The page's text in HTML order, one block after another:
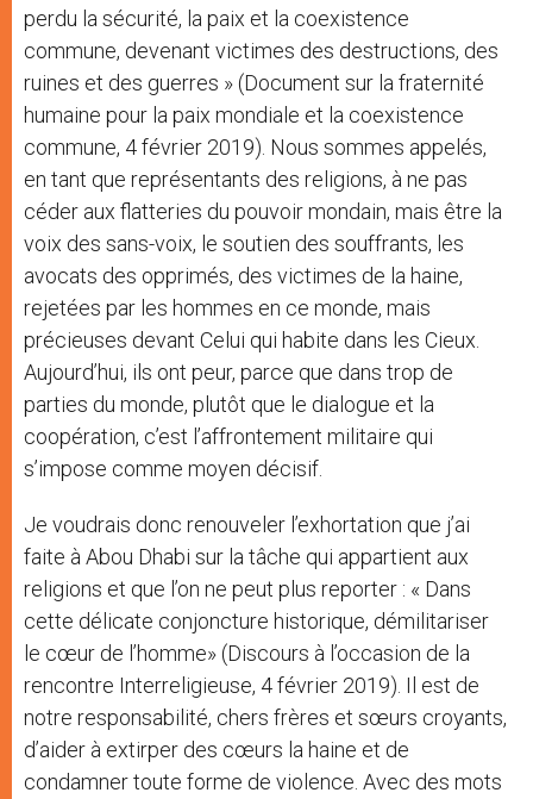
perdu la sécurité, la paix et la coexistence
commune, devenant victimes des destructions, des
ruines et des guerres » (Document sur la fraternité
humaine pour la paix mondiale et la coexistence
commune, 4 février 2019). Nous sommes appelés,
en tant que représentants des religions, à ne pas
céder aux flatteries du pouvoir mondain, mais être la
voix des sans-voix, le soutien des souffrants, les
avocats des opprimés, des victimes de la haine,
rejetées par les hommes en ce monde, mais
précieuses devant Celui qui habite dans les Cieux.
Aujourd’hui, ils ont peur, parce que dans trop de
parties du monde, plutôt que le dialogue et la
coopération, c’est l’affrontement militaire qui
s’impose comme moyen décisif.
Je voudrais donc renouveler l’exhortation que j’ai
faite à Abou Dhabi sur la tâche qui appartient aux
religions et que l’on ne peut plus reporter : « Dans
cette délicate conjoncture historique, démilitariser
le cœur de l’homme» (Discours à l’occasion de la
rencontre Interreligieuse, 4 février 2019). Il est de
notre responsabilité, chers frères et sœurs croyants,
d’aider à extirper des cœurs la haine et de
condamner toute forme de violence. Avec des mots